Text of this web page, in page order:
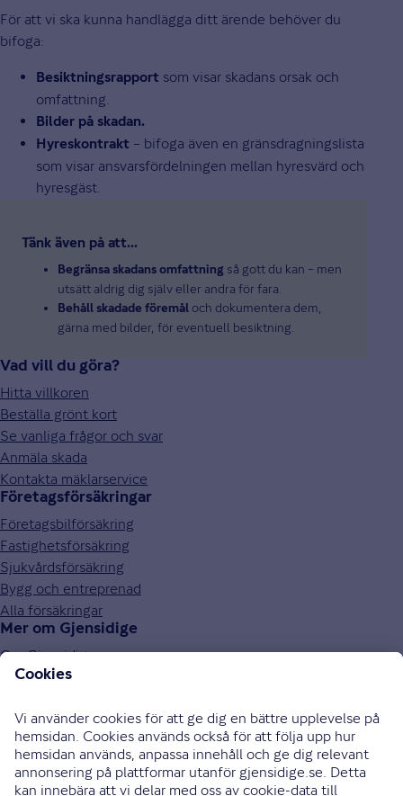
För att vi ska kunna handlägga ditt ärende behöver du
bifoga:
Besiktningsrapport som visar skadans orsak och
omfattning.
Bilder på skadan.
Hyreskontrakt – bifoga även en gränsdragningslista
som visar ansvarsfördelningen mellan hyresvärd och
hyresgäst.
Tänk även på att...
Begränsa skadans omfattning så gott du kan – men
utsätt aldrig dig själv eller andra för fara.
Behåll skadade föremål och dokumentera dem,
gärna med bilder, för eventuell besiktning.
Vad vill du göra?
Hitta villkoren
Beställa grönt kort
Se vanliga frågor och svar
Anmäla skada
Kontakta mäklarservice
Företagsförsäkringar
Företagsbilförsäkring
Fastighetsförsäkring
Sjukvårdsförsäkring
Bygg och entreprenad
Alla försäkringar
Mer om Gjensidige
Om Gjensidige
Jobba hos oss
Press och media
Investor relations
Samarbetspartners
0771-326 326